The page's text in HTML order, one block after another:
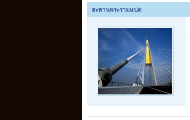
สะพานพระรามแปด